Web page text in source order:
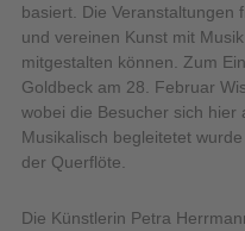
basiert. Die Veranstaltungen
und vereinen Kunst mit
mitgestalten können. Zum
Goldbeck am 28. Februar
wobei die Besucher sich hier
Musikalisch begleitetet
der Querflöte.
Die Künstlerin Petra